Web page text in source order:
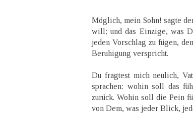
Möglich, mein Sohn! sagte
will; und das Einzige, was
jeden Vorschlag zu fügen,
Beruhigung verspricht.
Du fragtest mich neulich,
sprachen: wohin soll das
zurück. Wohin soll die Pein
von Dem, was jeder Blick,